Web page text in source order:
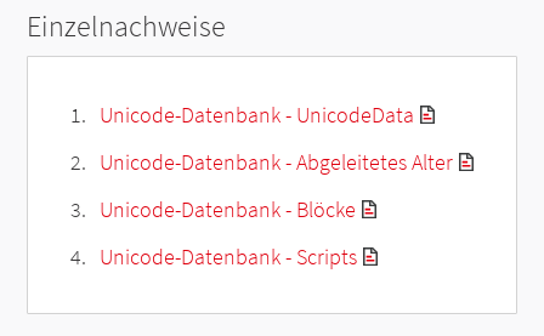
Einzelnachweise
Unicode-Datenbank - UnicodeData
Unicode-Datenbank - Abgeleitetes Alter
Unicode-Datenbank - Blöcke
Unicode-Datenbank - Scripts